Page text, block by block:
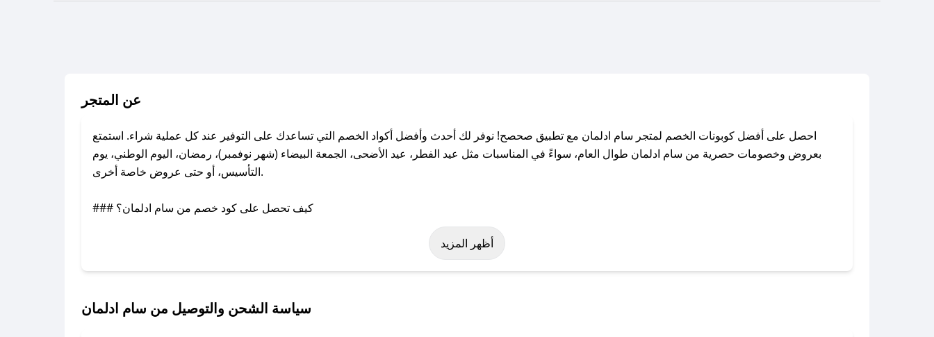
عن المتجر
احصل على أفضل كوبونات الخصم لمتجر سام ادلمان مع تطبيق صحصح! نوفر لك أحدث وأفضل أكواد الخصم التي تساعدك على التوفير عند كل عملية شراء. استمتع
بعروض وخصومات حصرية من سام ادلمان طوال العام، سواءً في المناسبات مثل عيد الفطر، عيد الأضحى، الجمعة البيضاء (شهر نوفمبر)، رمضان، اليوم الوطني، يوم
التأسيس، أو حتى عروض خاصة أخرى.
### كيف تحصل على كود خصم من سام ادلمان؟
باستخدام تطبيق صحصح، يمكنك العثور بسهولة على كود خصم سام ادلمان. وفي حال عدم توفر الكوبون، تواصل معنا عبر تويتر أو البريد الإلكتروني لإضافته بسرعة.
أظهر المزيد
سياسة الشحن والتوصيل من سام ادلمان